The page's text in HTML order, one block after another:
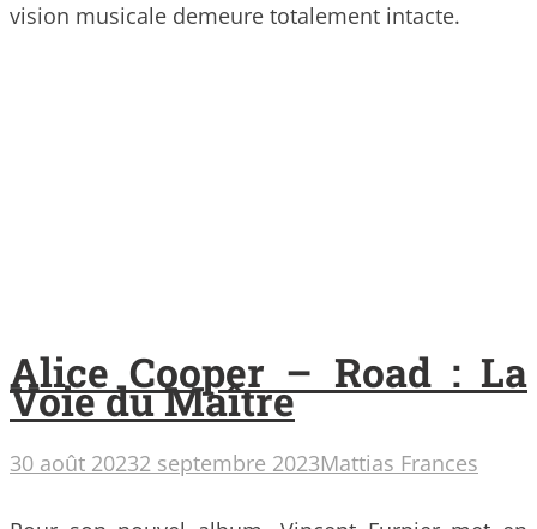
vision musicale demeure totalement intacte.
Alice Cooper – Road : La
Voie du Maître
30 août 20232 septembre 2023Mattias Frances